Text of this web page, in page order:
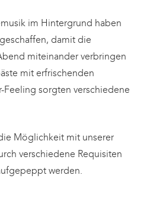
im Hintergrund haben
damit die
miteinander verbringen
mit erfrischenden
Feeling sorgten verschiedene
Möglichkeit mit unserer
verschiedene Requisiten
werden.